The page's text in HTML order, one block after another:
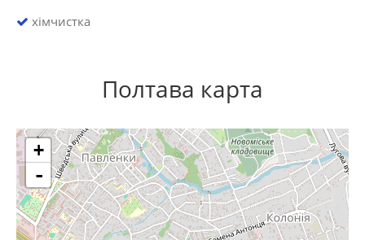
хімчистка
Полтава карта
+
-